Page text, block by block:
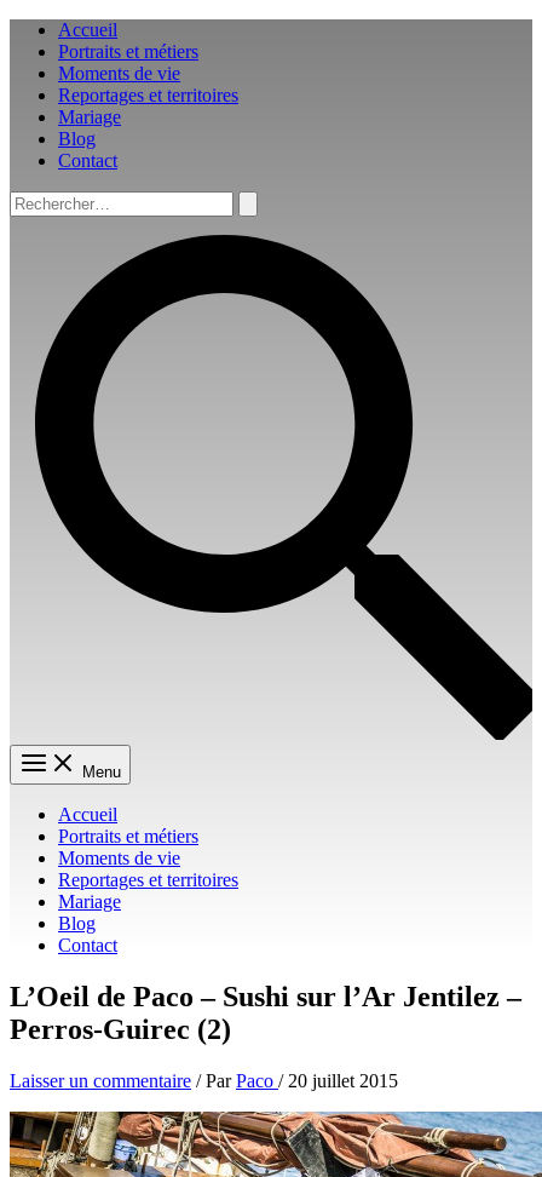
Aller
contenu
Accueil
Portraits et métiers
Moments de vie
Reportages et territoires
Mariage
Blog
Contact
Rechercher :
Menu
Accueil
Portraits et métiers
Moments de vie
Reportages et territoires
Mariage
Blog
Contact
L’Oeil de Paco – Sushi sur l’Ar Jentilez –
Perros-Guirec (2)
Laisser un commentaire / ParPaco / 20 juillet 2015